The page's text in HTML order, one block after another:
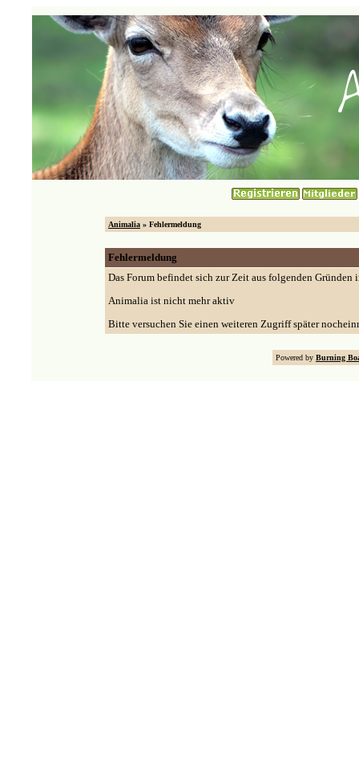
Animalia » Fehlermeldung
Fehlermeldung
Das Forum befindet sich zur Zeit aus folgenden Gründen
Animalia ist nicht mehr aktiv
Bitte versuchen Sie einen weiteren Zugriff später
Powered by Burning